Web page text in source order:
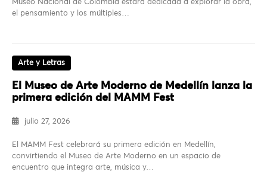
Museo Nacional de Colombia estará dedicada a explorar la obra,
el pensamiento y los múltiples…
Arte y Letras
El Museo de Arte Moderno de Medellín lanza la
primera edición del MAMM Fest
julio 27, 2026
El MAMM Fest celebrará su primera edición en Medellín,
convirtiendo el Museo de Arte Moderno en un espacio de
encuentro que integra arte, música y…